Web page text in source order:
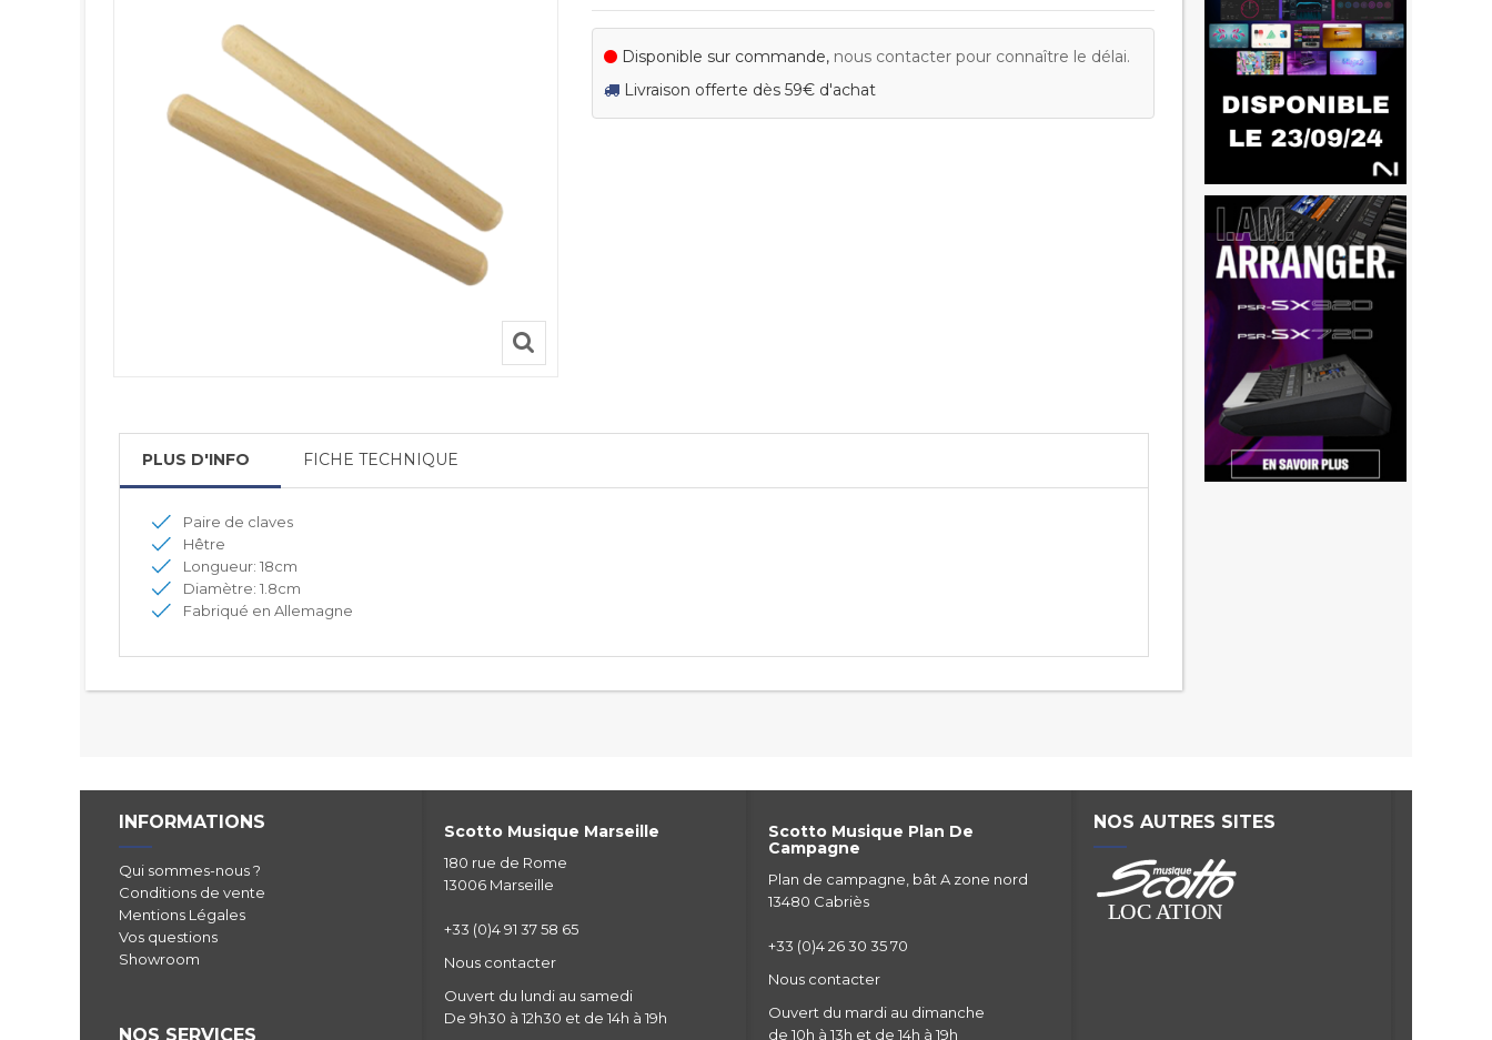
Disponible sur commande, nous contacter pour connaître le délai.
Livraison offerte dès 59€ d'achat
PLUS D'INFO FICHE TECHNIQUE
Paire de claves
Hêtre
Longueur: 18cm
Diamètre: 1.8cm
Fabriqué en Allemagne
INFORMATIONS
Qui sommes-nous ?
Conditions de vente
Mentions Légales
Vos questions
Showroom
NOS SERVICES
Scotto Musique Marseille
180 rue de Rome
13006 Marseille
+33 (0)4 91 37 58 65
Nous contacter
Ouvert du lundi au samedi
De 9h30 à 12h30 et de 14h à 19h
Scotto Musique Plan De
Campagne
Plan de campagne, bât A zone nord
13480 Cabriès
+33 (0)4 26 30 35 70
Nous contacter
Ouvert du mardi au dimanche
de 10h à 13h et de 14h à 19h
NOS AUTRES SITES